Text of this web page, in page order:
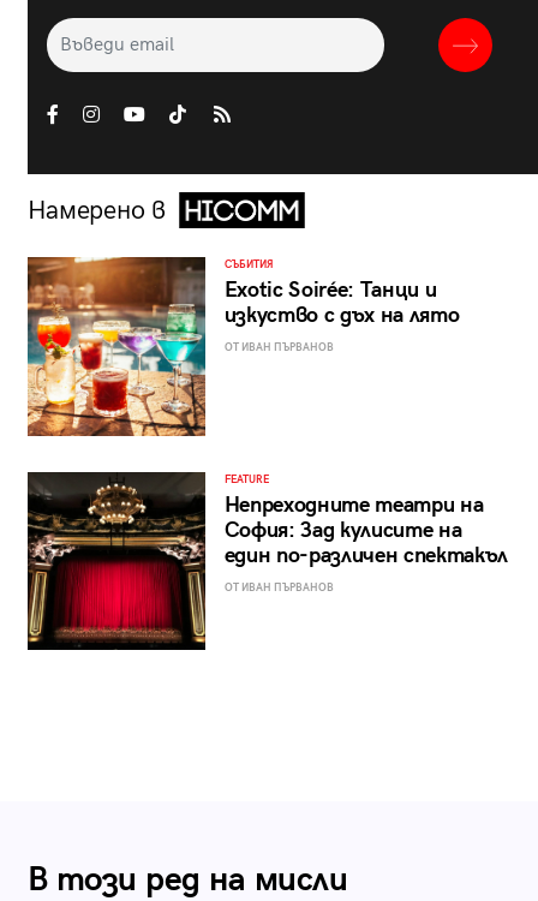
Намерено в
СЪБИТИЯ
Exotic Soirée: Танци и
изкуство с дъх на лято
ОТ ИВАН ПЪРВАНОВ
FEATURE
Непреходните театри на
София: Зад кулисите на
един по-различен спектакъл
ОТ ИВАН ПЪРВАНОВ
В този ред на мисли